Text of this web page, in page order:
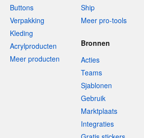
Buttons
Verpakking
Kleding
Acrylproducten
Meer producten
Ship
Meer pro-tools
Bronnen
Acties
Teams
Sjablonen
Gebruik
Marktplaats
Integraties